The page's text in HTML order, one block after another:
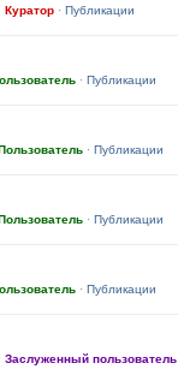
Куратор · Публикации
· Публикации
· Публикации
· Публикации
· Публикации
Заслуженный пользователь